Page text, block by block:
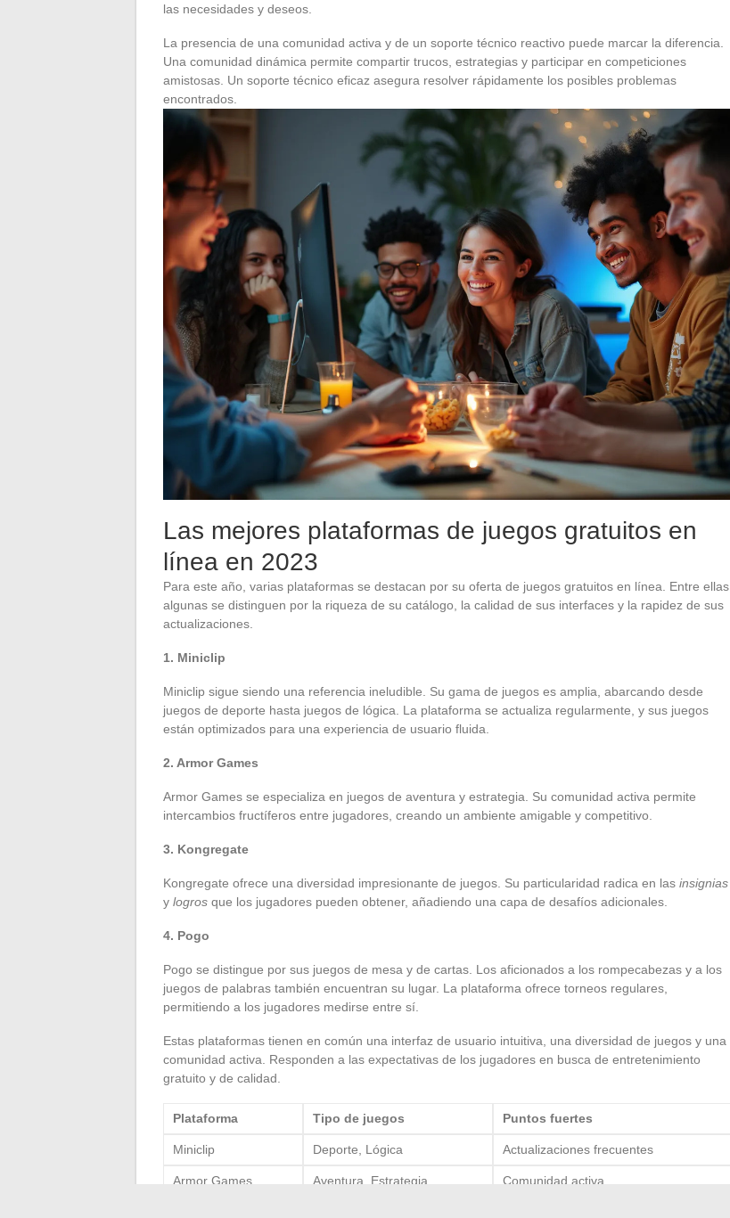
las necesidades y deseos.
La presencia de una comunidad activa y de un soporte técnico reactivo puede marcar la diferencia.
Una comunidad dinámica permite compartir trucos, estrategias y participar en competiciones
amistosas. Un soporte técnico eficaz asegura resolver rápidamente los posibles problemas
encontrados.
Las mejores plataformas de juegos gratuitos en
línea en 2023
Para este año, varias plataformas se destacan por su oferta de juegos gratuitos en línea. Entre ellas,
algunas se distinguen por la riqueza de su catálogo, la calidad de sus interfaces y la rapidez de sus
actualizaciones.
1. Miniclip
Miniclip sigue siendo una referencia ineludible. Su gama de juegos es amplia, abarcando desde
juegos de deporte hasta juegos de lógica. La plataforma se actualiza regularmente, y sus juegos
están optimizados para una experiencia de usuario fluida.
2. Armor Games
Armor Games se especializa en juegos de aventura y estrategia. Su comunidad activa permite
intercambios fructíferos entre jugadores, creando un ambiente amigable y competitivo.
3. Kongregate
Kongregate ofrece una diversidad impresionante de juegos. Su particularidad radica en las insignias
y logros que los jugadores pueden obtener, añadiendo una capa de desafíos adicionales.
4. Pogo
Pogo se distingue por sus juegos de mesa y de cartas. Los aficionados a los rompecabezas y a los
juegos de palabras también encuentran su lugar. La plataforma ofrece torneos regulares,
permitiendo a los jugadores medirse entre sí.
Estas plataformas tienen en común una interfaz de usuario intuitiva, una diversidad de juegos y una
comunidad activa. Responden a las expectativas de los jugadores en busca de entretenimiento
gratuito y de calidad.
Plataforma Tipo de juegos Puntos fuertes
Miniclip Deporte, Lógica Actualizaciones frecuentes
Armor Games Aventura, Estrategia Comunidad activa